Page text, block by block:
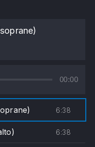
00:00
6:38
6:38